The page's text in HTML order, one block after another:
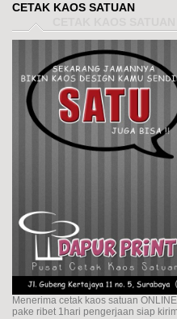
CETAK KAOS SATUAN
Menerima cetak kaos satuan
pake ribet 1hari pengerjaan siap